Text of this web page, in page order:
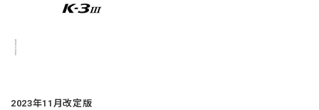
2023年11月改定版